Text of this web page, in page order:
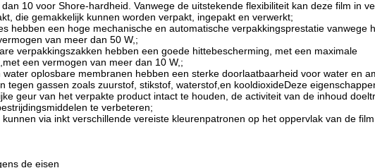
10 voor Shore-hardheid. Vanwege de uitstekende flexibiliteit kan deze film in
die gemakkelijk kunnen worden verpakt, ingepakt en verwerkt;
hebben een hoge mechanische en automatische verpakkingsprestatie vanwege
van meer dan 50 W,;
verpakkingszakken hebben een goede hittebescherming, met een maximale
een vermogen van meer dan 10 W,;
oplosbare membranen hebben een sterke doorlaatbaarheid voor water en
tegen gassen zoals zuurstof, stikstof, waterstof,en kooldioxideDeze
geur van het verpakte product intact te houden, de activiteit van de inhoud
te verbeteren;
via inkt verschillende vereiste kleurenpatronen op het oppervlak van de
de eisen